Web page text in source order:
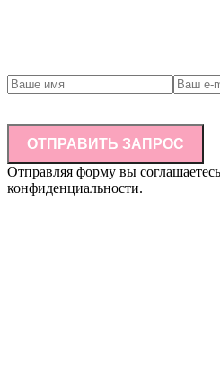
ОТПРАВИТЬ ЗАПРОС
Отправляя форму вы
конфиденциальности.